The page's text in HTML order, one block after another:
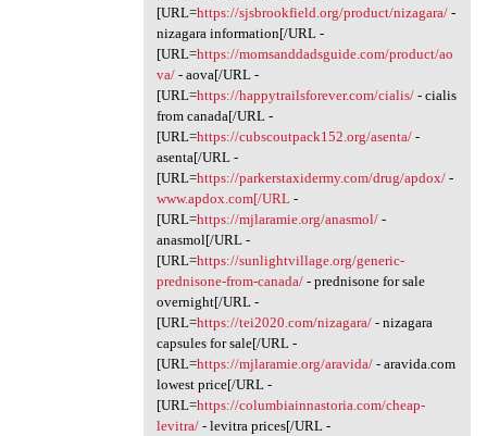
[URL=https://sjsbrookfield.org/product/nizagara/-
nizagara information[/URL -
[URL=https://momsanddadsguide.com/product/ao
va/- aova[/URL -
[URL=https://happytrailsforever.com/cialis/- cialis
from canada[/URL -
[URL=https://cubscoutpack152.org/asenta/-
asenta[/URL -
[URL=https://parkerstaxidermy.com/drug/apdox/-
www.apdox.com[/URL-
[URL=https://mjlaramie.org/anasmol/-
anasmol[/URL -
[URL=https://sunlightvillage.org/generic-
prednisone-from-canada/- prednisone for sale
overnight[/URL -
[URL=https://tei2020.com/nizagara/- nizagara
capsules for sale[/URL -
[URL=https://mjlaramie.org/aravida/- aravida.com
lowest price[/URL -
[URL=https://columbiainnastoria.com/cheap-
levitra/- levitra prices[/URL -